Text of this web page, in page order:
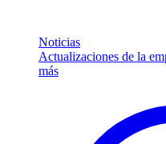
Noticias
Actualizaciones de la
más